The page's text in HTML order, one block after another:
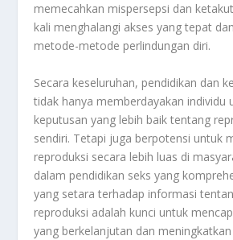
memecahkan mispersepsi dan
kali menghalangi akses yang tepat
metode-metode perlindungan diri.
Secara keseluruhan, pendidikan dan
tidak hanya memberdayakan individu
keputusan yang lebih baik tentang
sendiri. Tetapi juga berpotensi untuk
reproduksi secara lebih luas di
dalam pendidikan seks yang
yang setara terhadap informasi
reproduksi adalah kunci untuk
yang berkelanjutan dan